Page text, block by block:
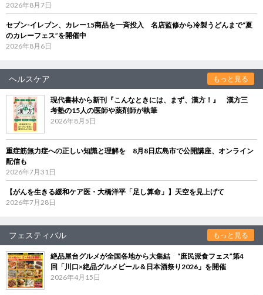
2026年8月7日
セブン‐イレブン、カレー15商品を一斉投入 名店監修から冷製うどんまで“夏
のカレーフェス”を開催中
2026年8月6日
ヘルスケア もっと見る
現代書林から新刊『こんなときには、まず、漢方！』 漢方三
考塾の15人の医師や薬剤師が執筆
2026年8月5日
重症筋無力症への正しい知識と理解を 8月8日広島市で公開講座、オンライン
配信も
2026年7月31日
【がんを生きる緩和ケア医・大橋洋平「足し算命」】天空を見上げて
2026年7月28日
フェスティバル もっと見る
絶品屋台グルメが全国各地から大集結 “庶民派食フェス”第4
回「川口×絶品グルメビール＆日本酒祭り2026」を開催
2026年4月15日